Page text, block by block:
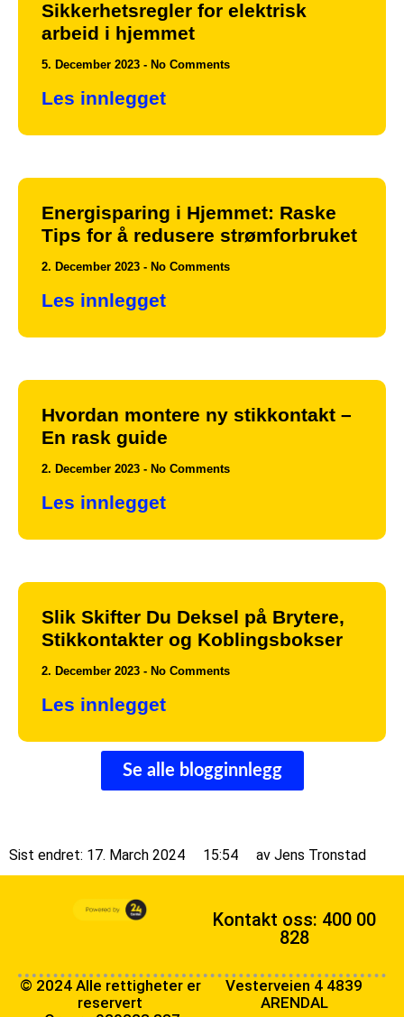
Sikkerhetsregler for elektrisk
arbeid i hjemmet
5. December 2023 No Comments
Les innlegget
Energisparing i Hjemmet: Raske
Tips for å redusere strømforbruket
2. December 2023 No Comments
Les innlegget
Hvordan montere ny stikkontakt –
En rask guide
2. December 2023 No Comments
Les innlegget
Slik Skifter Du Deksel på Brytere,
Stikkontakter og Koblingsbokser
2. December 2023 No Comments
Les innlegget
Se alle blogginnlegg
Sist endret: 17. March 2024 15:54 av Jens Tronstad
Kontakt oss: 400 00
828
© 2024 Alle rettigheter er
reservert
Vesterveien 4 4839
ARENDAL